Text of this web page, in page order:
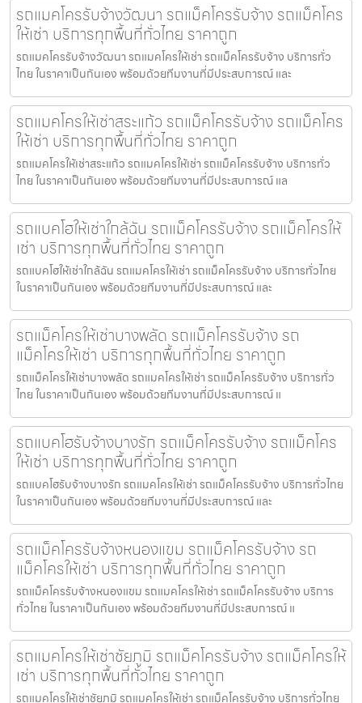
รถแมคโครรับจ้างวัฒนา รถแม็คโครรับจ้าง รถแม็คโคร
ให้เช่า บริการทุกพื้นที่ทั่วไทย ราคาถูก
รถแมคโครรับจ้างวัฒนา รถแมคโครให้เช่า รถแม็คโครรับจ้าง บริการทั่ว
ไทย ในราคาเป็นกันเอง พร้อมด้วยทีมงานที่มีประสบการณ์ และ
รถแมคโครให้เช่าสระแก้ว รถแม็คโครรับจ้าง รถแม็คโคร
ให้เช่า บริการทุกพื้นที่ทั่วไทย ราคาถูก
รถแมคโครให้เช่าสระแก้ว รถแมคโครให้เช่า รถแม็คโครรับจ้าง บริการทั่ว
ไทย ในราคาเป็นกันเอง พร้อมด้วยทีมงานที่มีประสบการณ์ แล
รถแบคโฮให้เช่าใกล้ฉัน รถแม็คโครรับจ้าง รถแม็คโครให้
เช่า บริการทุกพื้นที่ทั่วไทย ราคาถูก
รถแบคโฮให้เช่าใกล้ฉัน รถแมคโครให้เช่า รถแม็คโครรับจ้าง บริการทั่วไทย
ในราคาเป็นกันเอง พร้อมด้วยทีมงานที่มีประสบการณ์ และ
รถแม็คโครให้เช่าบางพลัด รถแม็คโครรับจ้าง รถ
แม็คโครให้เช่า บริการทุกพื้นที่ทั่วไทย ราคาถูก
รถแม็คโครให้เช่าบางพลัด รถแมคโครให้เช่า รถแม็คโครรับจ้าง บริการทั่ว
ไทย ในราคาเป็นกันเอง พร้อมด้วยทีมงานที่มีประสบการณ์ แ
รถแบคโฮรับจ้างบางรัก รถแม็คโครรับจ้าง รถแม็คโคร
ให้เช่า บริการทุกพื้นที่ทั่วไทย ราคาถูก
รถแบคโฮรับจ้างบางรัก รถแมคโครให้เช่า รถแม็คโครรับจ้าง บริการทั่วไทย
ในราคาเป็นกันเอง พร้อมด้วยทีมงานที่มีประสบการณ์ และ
รถแม็คโครรับจ้างหนองแขม รถแม็คโครรับจ้าง รถ
แม็คโครให้เช่า บริการทุกพื้นที่ทั่วไทย ราคาถูก
รถแม็คโครรับจ้างหนองแขม รถแมคโครให้เช่า รถแม็คโครรับจ้าง บริการ
ทั่วไทย ในราคาเป็นกันเอง พร้อมด้วยทีมงานที่มีประสบการณ์ แ
รถแมคโครให้เช่าชัยภูมิ รถแม็คโครรับจ้าง รถแม็คโครให้
เช่า บริการทุกพื้นที่ทั่วไทย ราคาถูก
รถแมคโครให้เช่าชัยภูมิ รถแมคโครให้เช่า รถแม็คโครรับจ้าง บริการทั่วไทย